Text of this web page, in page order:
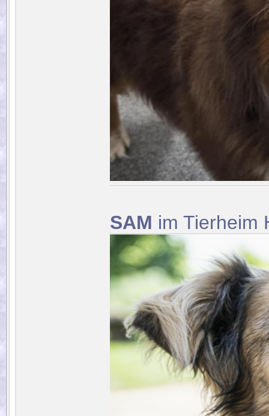
SAM im Tierheim